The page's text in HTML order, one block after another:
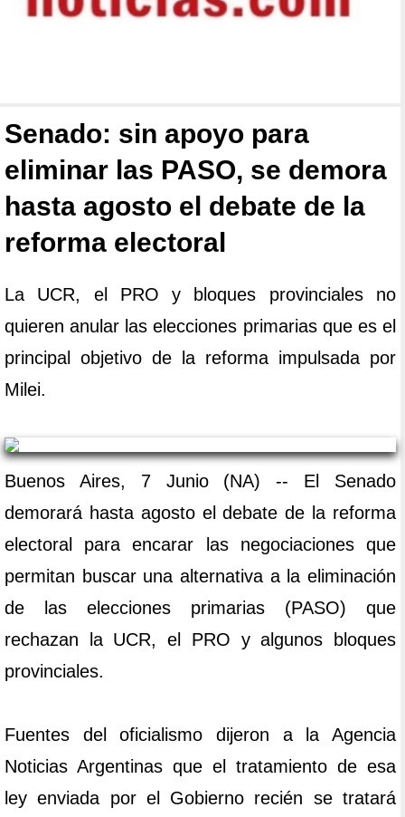
Senado: sin apoyo para
eliminar las PASO, se demora
hasta agosto el debate de la
reforma electoral
La UCR, el PRO y bloques provinciales no
quieren anular las elecciones primarias que es el
principal objetivo de la reforma impulsada por
Milei.
Buenos Aires, 7 Junio (NA) -- El Senado
demorará hasta agosto el debate de la reforma
electoral para encarar las negociaciones que
permitan buscar una alternativa a la eliminación
de las elecciones primarias (PASO) que
rechazan la UCR, el PRO y algunos bloques
provinciales.
Fuentes del oficialismo dijeron a la Agencia
Noticias Argentinas que el tratamiento de esa
ley enviada por el Gobierno recién se tratará